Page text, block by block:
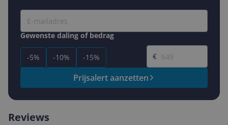
Gewenste daling of bedrag
-5% -10% -15%
Gewenste prijs
€
Prijsalert aanzetten
Reviews